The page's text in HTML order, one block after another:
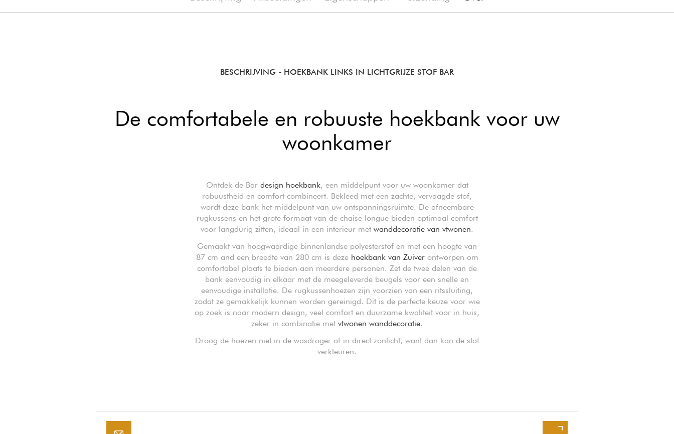
BESCHRIJVING - HOEKBANK LINKS IN LICHTGRIJZE STOF BAR
De comfortabele en robuuste hoekbank voor uw
woonkamer
Ontdek de Bar design hoekbank, een middelpunt voor uw woonkamer dat
robuustheid en comfort combineert. Bekleed met een zachte, vervaagde stof,
wordt deze bank het middelpunt van uw ontspanningsruimte. De afneembare
rugkussens en het grote formaat van de chaise longue bieden optimaal comfort
voor langdurig zitten, ideaal in een interieur met wanddecoratie van vtwonen.
Gemaakt van hoogwaardige binnenlandse polyesterstof en met een hoogte van
87 cm and een breedte van 280 cm is deze hoekbank van Zuiverontworpen om
comfortabel plaats te bieden aan meerdere personen. Zet de twee delen van de
bank eenvoudig in elkaar met de meegeleverde beugels voor een snelle en
eenvoudige installatie. De rugkussenhoezen zijn voorzien van een ritssluiting,
zodat ze gemakkelijk kunnen worden gereinigd. Dit is de perfecte keuze voor wie
op zoek is naar modern design, veel comfort en duurzame kwaliteit voor in huis,
zeker in combinatie met vtwonen wanddecoratie.
Droog de hoezen niet in de wasdroger of in direct zonlicht, want dan kan de stof
verkleuren.